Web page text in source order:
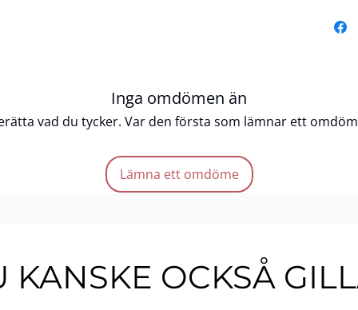
Inga omdömen än
vad du tycker. Var den första som lämnar ett
Lämna ett omdöme
KANSKE OCKSÅ